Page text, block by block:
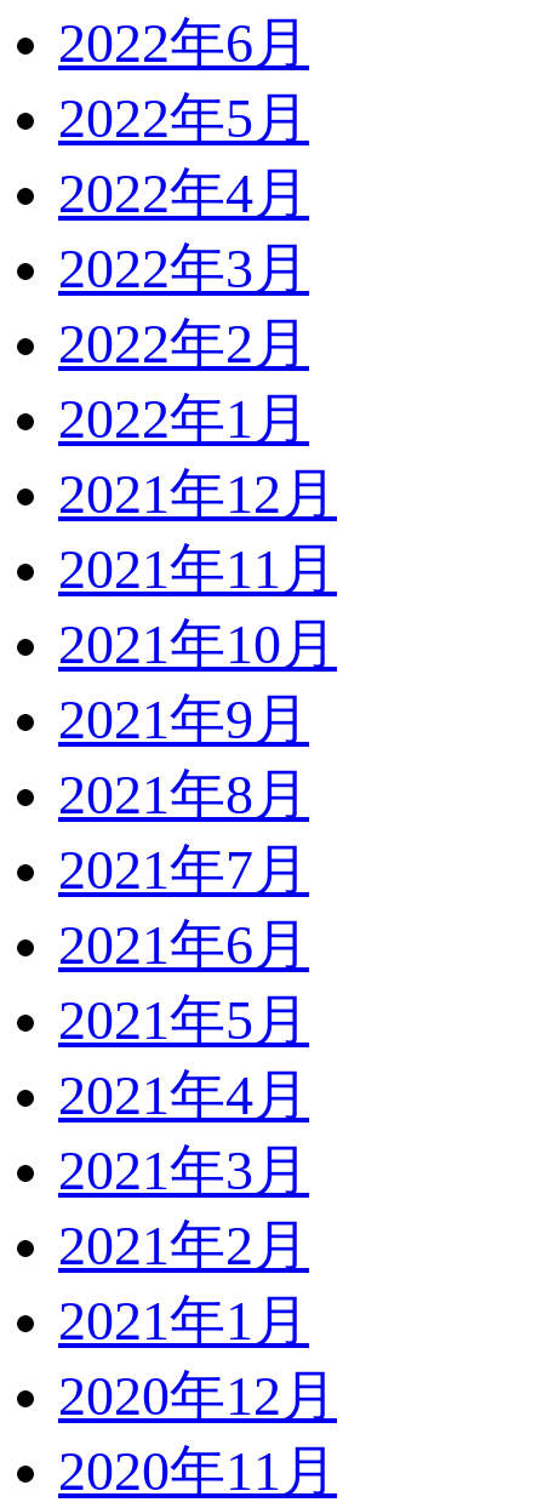
2022年6月
2022年5月
2022年4月
2022年3月
2022年2月
2022年1月
2021年12月
2021年11月
2021年10月
2021年9月
2021年8月
2021年7月
2021年6月
2021年5月
2021年4月
2021年3月
2021年2月
2021年1月
2020年12月
2020年11月